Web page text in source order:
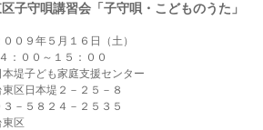
子守唄講習会「子守唄・こどものうた」
９年５月１６日（土）
～１５：００
子ども家庭支援センター
日本堤２－２５－８
５８２４－２５３５
区